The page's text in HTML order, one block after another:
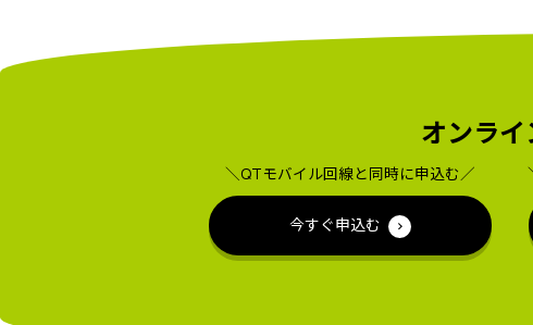
オンラ
＼QTモバイル回線と同時に申込む／
今すぐ申込む